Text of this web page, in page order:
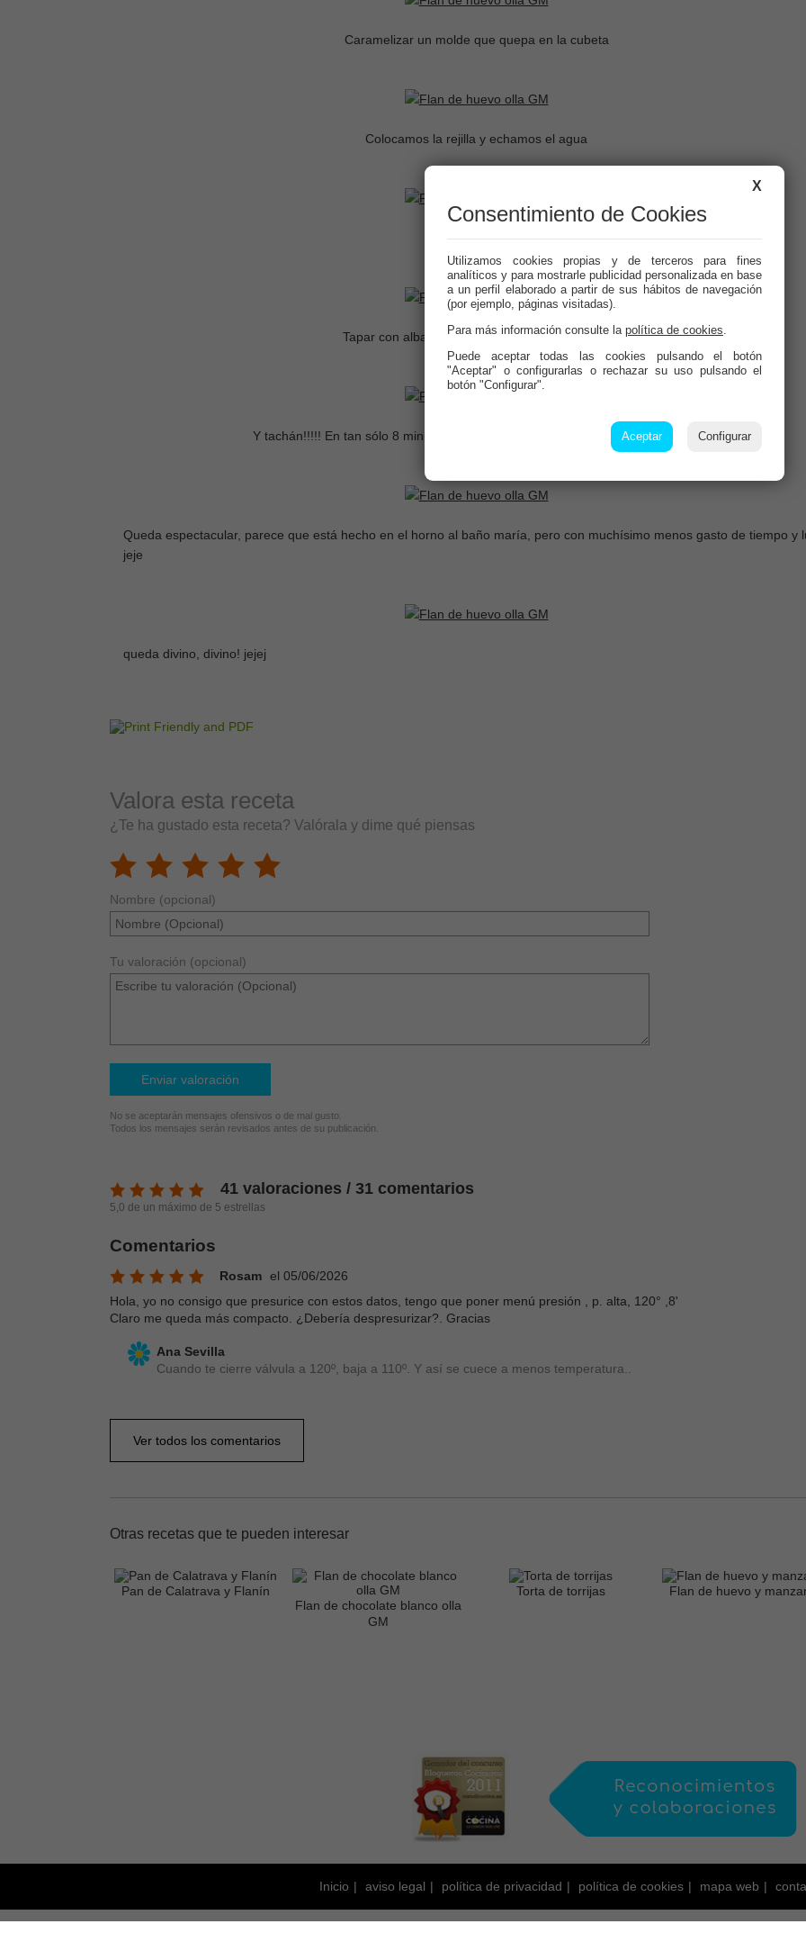
Caramelizar un molde que quepa en la cubeta
Colocamos la rejilla y echamos el agua
Rellenamos
Tapar con albal para que no caiga agua dentro
Y tachán!!!!! En tan sólo 8 minutos de reloj!! Llevar a la nevera unas horas eh?
Queda espectacular, parece que está hecho en el horno al baño maría, pero con muchísimo menos gasto de tiempo y
jeje
queda divino, divino! jejej
Valora esta receta
¿Te ha gustado esta receta? Valórala y dime qué piensas
Nombre (opcional)
Tu valoración (opcional)
Enviar valoración
No se aceptarán mensajes ofensivos o de mal gusto.
Todos los mensajes serán revisados antes de su publicación.
41 valoraciones / 31 comentarios
5,0 de un máximo de 5 estrellas
Comentarios
Rosam el 05/06/2026
Hola, yo no consigo que presurice con estos datos, tengo que poner menú presión , p. alta, 120° ,8'
Claro me queda más compacto. ¿Debería despresurizar?. Gracias
Ana Sevilla
Cuando te cierre válvula a 120º, baja a 110º. Y así se cuece a menos temperatura..
Ver todos los comentarios
Otras recetas que te pueden interesar
Pan de Calatrava y Flanín
Flan de chocolate blanco olla
GM
Torta de torrijas Flan de huevo y
Inicio aviso legal política de privacidad política de cookies mapa web
X
Consentimiento de Cookies
Utilizamos cookies propias y de terceros para fines
analíticos y para mostrarle publicidad personalizada en base
a un perfil elaborado a partir de sus hábitos de navegación
(por ejemplo, páginas visitadas).
Para más información consulte la política de cookies
Puede aceptar todas las cookies pulsando el botón
"Aceptar" o configurarlas o rechazar su uso pulsando el
botón "Configurar".
Aceptar Configurar